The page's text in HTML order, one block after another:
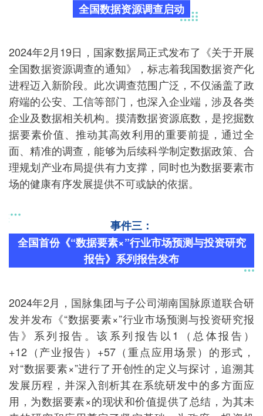
全国数据资源调查启动
2024年2月19日，国家数据局正式发布了《关于开展
全国数据资源调查的通知》，标志着我国数据资产化
进程迈入新阶段。此次调查范围广泛，不仅涵盖了政
府端的公安、工信等部门，也深入企业端，涉及各类
企业及数据相关机构。摸清数据资源底数，是挖掘数
据要素价值、推动其高效利用的重要前提，通过全
面、精准的调查，能够为后续科学制定数据政策、合
理规划产业布局提供有力支撑，同时也为数据要素市
场的健康有序发展提供不可或缺的依据。
事件三：
全国首份《“数据要素×”行业市场预测与投资研究
报告》系列报告发布
2024年2月，国脉集团与子公司湖南国脉原道联合研
发并发布《“数据要素×”行业市场预测与投资研究报
告》系列报告。该系列报告以1（总体报告）
+12（产业报告）+57（重点应用场景）的形式，
对“数据要素×”进行了开创性的定义与探讨，追溯其
发展历程，并深入剖析其在系统研发中的多方面应
用，为数据要素×的现状和价值提供了总结，为其未